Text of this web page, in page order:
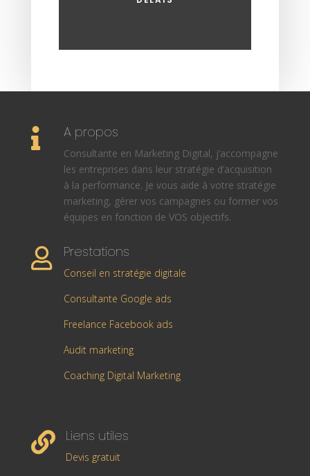
 A propos
Consultante en Marketing Digital, j’accompagne
les entreprises dans leur stratégie d’acquisition
à la performance. Je vous aide à votre stratégie
marketing, gérer vos campagnes ou former vos
équipes en fonction de VOS objectifs.
 Prestations
Conseil en stratégie digitale
Consultante Google ads
Freelance Facebook ads
Audit marketing
Coaching Digital Marketing
 Liens utiles
Devis gratuit